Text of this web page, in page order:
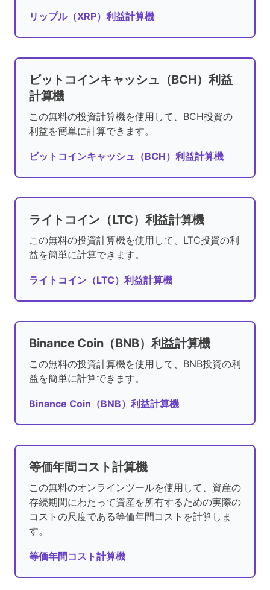
リップル（XRP）利益計算機
ビットコインキャッシュ（BCH）利益
計算機
この無料の投資計算機を使用して、BCH投資の
利益を簡単に計算できます。
ビットコインキャッシュ（BCH）利益計算機
ライトコイン（LTC）利益計算機
この無料の投資計算機を使用して、LTC投資の利
益を簡単に計算できます。
ライトコイン（LTC）利益計算機
Binance Coin（BNB）利益計算機
この無料の投資計算機を使用して、BNB投資の利
益を簡単に計算できます。
Binance Coin（BNB）利益計算機
等価年間コスト計算機
この無料のオンラインツールを使用して、資産の
存続期間にわたって資産を所有するための実際の
コストの尺度である等価年間コストを計算しま
す。
等価年間コスト計算機